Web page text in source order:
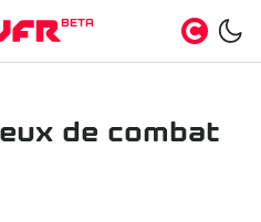
BETA
de combat